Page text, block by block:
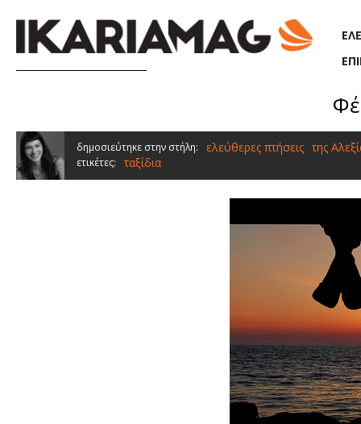
δημοσιεύτηκε στην στήλη: ελεύθερες πτήσεις της
ετικέτες: ταξίδια